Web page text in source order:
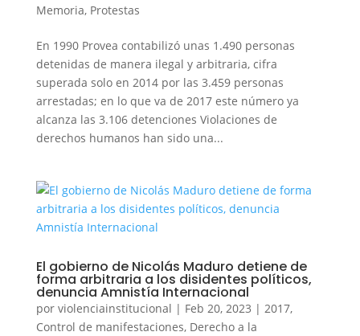
Memoria, Protestas
En 1990 Provea contabilizó unas 1.490 personas
detenidas de manera ilegal y arbitraria, cifra
superada solo en 2014 por las 3.459 personas
arrestadas; en lo que va de 2017 este número ya
alcanza las 3.106 detenciones Violaciones de
derechos humanos han sido una...
El gobierno de Nicolás Maduro detiene de
forma arbitraria a los disidentes políticos,
denuncia Amnistía Internacional
por violenciainstitucional | Feb 20, 2023 | 2017,
Control de manifestaciones, Derecho a la